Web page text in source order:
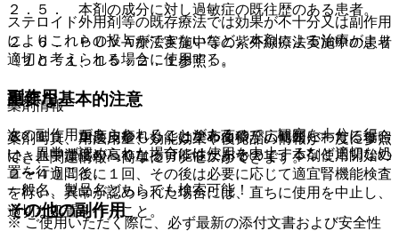
２．５． 本剤の成分に対し過敏症の既往歴のある患者。
２．６． ＰＵＶＡ療法実施中等の紫外線療法実施中の患者
〔１０．１、１５．２．１参照〕。
重要な基本的注意
８．１． 重度皮疹もしくは塗布面積が広範囲にわたる場合
は、血中濃度が高くなる可能性があるので、本剤使用開始の
２〜４週間後に１回、その後は必要に応じて適宜腎機能検査
を行い、異常が認められた場合には、直ちに使用を中止し、
適切な処置を行うこと。
ステロイド外用剤等の既存療法では効果が不十分又は副作用
によりこれらの投与ができないなど、本剤による治療がより
適切と考えられる場合に使用する。
副作用
次の副作用があらわれることがあるので、観察を十分に行
い、異常が認められた場合には使用を中止するなど適切な処
置を行うこと。
その他の副作用
薬剤情報
薬剤写真、用法用量、効能効果や後発品の情報が一度に参照
でき、関連情報へ簡単にアクセスができます。
一般名、製品名どちらでも検索可能！
※ ご使用いただく際に、必ず最新の添付文書および安全性